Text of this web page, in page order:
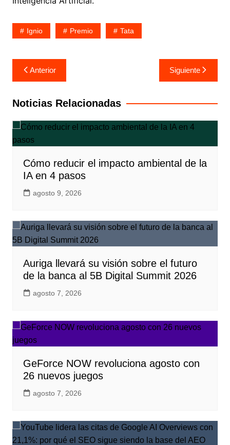
Ignio Premio Tata
Navegación
de
entradas
Anterior Siguiente
Noticias Relacionadas
Cómo reducir el impacto ambiental de la
IA en 4 pasos
agosto 9, 2026
Auriga llevará su visión sobre el futuro
de la banca al 5B Digital Summit 2026
agosto 7, 2026
GeForce NOW revoluciona agosto con
26 nuevos juegos
agosto 7, 2026